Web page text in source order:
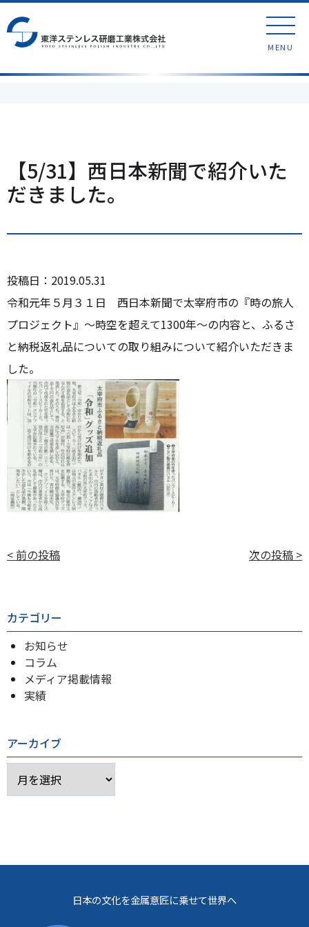
MENU
【5/31】西日本新聞で紹介いた
だきました。
投稿日：2019.05.31
令和元年５月３１日 西日本新聞で太宰府市の『時の旅人
プロジェクト』～時空を超えて1300年～の内容と、ふるさ
と納税返礼品についての取り組みについて紹介いただきま
した。
投
ビ
ゲ
ー
シ
ョ
< 前の投稿 次の投稿 >
カテゴリー
お知らせ
コラム
メディア掲載情報
実績
アーカイブ
日本の文化を金属意匠に乗せて世界へ